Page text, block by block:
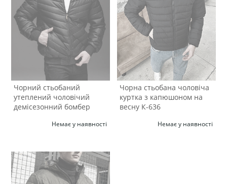
Чорний стьобаний
утеплений чоловічий
демісезонний бомбер
Немає у наявності
Чорна стьобана чоловіча
куртка з капюшоном на
весну К-636
Немає у наявності